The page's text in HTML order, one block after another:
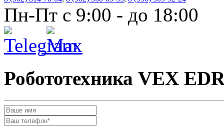
Пн-Пт с 9:00 - до 18:00
Робототехника VEX